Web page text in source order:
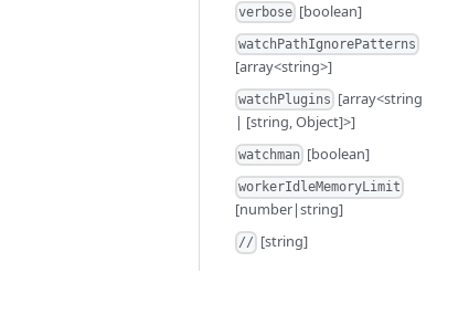
verbose [boolean]
watchPathIgnorePatterns
[array<string>]
watchPlugins [array<string
| [string, Object]>]
watchman [boolean]
workerIdleMemoryLimit
[number|string]
// [string]